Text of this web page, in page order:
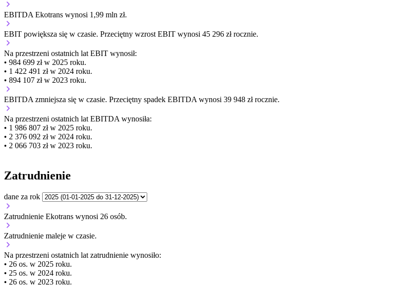
EBITDA Ekotrans wynosi 1,99 mln zł.
EBIT powiększa się w czasie. Przeciętny wzrost EBIT wynosi 45 296 zł rocznie.
Na przestrzeni ostatnich lat EBIT wynosił:
• 984 699 zł w 2025 roku.
• 1 422 491 zł w 2024 roku.
• 894 107 zł w 2023 roku.
EBITDA zmniejsza się w czasie. Przeciętny spadek EBITDA wynosi 39 948 zł rocznie.
Na przestrzeni ostatnich lat EBITDA wynosiła:
• 1 986 807 zł w 2025 roku.
• 2 376 092 zł w 2024 roku.
• 2 066 703 zł w 2023 roku.
Zatrudnienie
dane za rok
Zatrudnienie Ekotrans wynosi 26 osób.
Zatrudnienie maleje w czasie.
Na przestrzeni ostatnich lat zatrudnienie wynosiło:
• 26 os. w 2025 roku.
• 25 os. w 2024 roku.
• 26 os. w 2023 roku.